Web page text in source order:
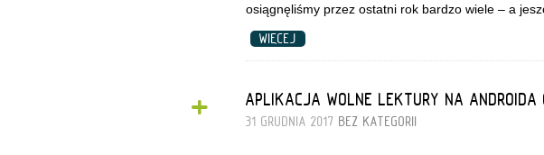
osiągnęliśmy przez ostatni rok bardzo wiele – a
WIĘCEJ
+ APLIKACJA WOLNE LEKTURY NA ANDROIDA
31 GRUDNIA 2017 BEZ KATEGORII